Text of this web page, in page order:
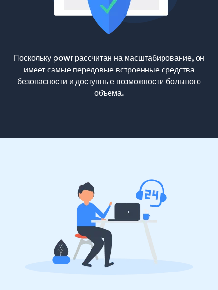
Поскольку powr рассчитан на масштабирование, он
имеет самые передовые встроенные средства
безопасности и доступные возможности большого
объема.